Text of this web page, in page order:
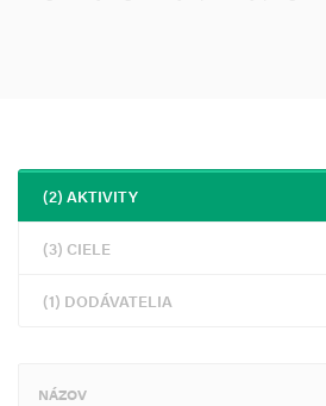
(2) AKTIVITY
(3) CIELE
(1) DODÁVATELIA
NÁZOV